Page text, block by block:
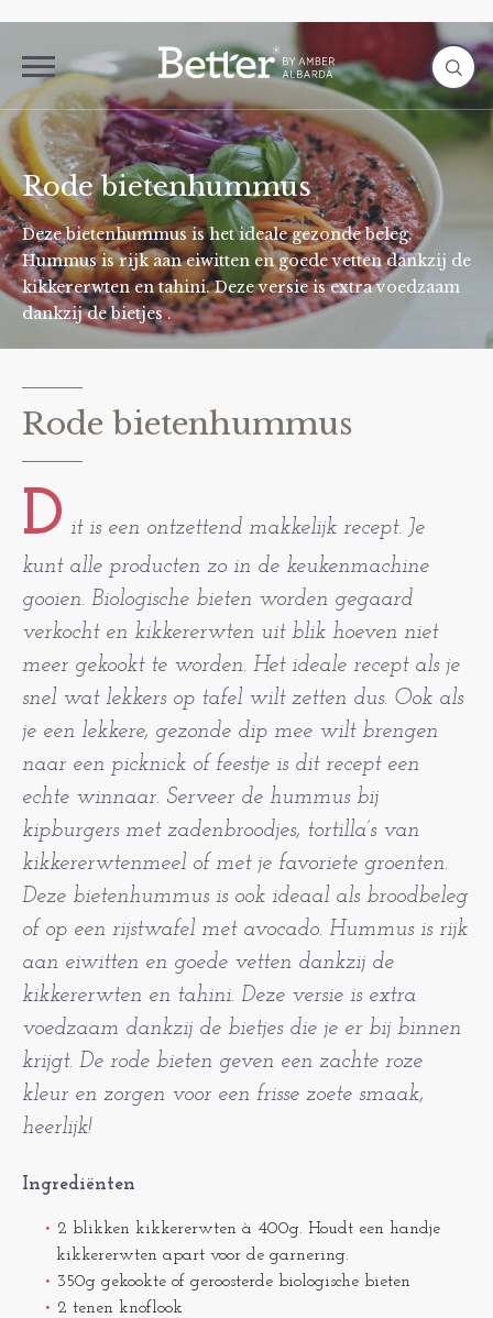
Rode bietenhummus
Deze bietenhummus is het ideale gezonde beleg.
Hummus is rijk aan eiwitten en goede vetten dankzij de
kikkererwten en tahini. Deze versie is extra voedzaam
dankzij de bietjes .
Rode bietenhummus
D it is een ontzettend makkelijk recept. Je
kunt alle producten zo in de keukenmachine
gooien. Biologische bieten worden gegaard
verkocht en kikkererwten uit blik hoeven niet
meer gekookt te worden. Het ideale recept als je
snel wat lekkers op tafel wilt zetten dus. Ook als
je een lekkere, gezonde dip mee wilt brengen
naar een picknick of feestje is dit recept een
echte winnaar. Serveer de hummus bij
kipburgers met zadenbroodjes, tortilla’s van
kikkererwtenmeel of met je favoriete groenten.
Deze bietenhummus is ook ideaal als broodbeleg
of op een rijstwafel met avocado. Hummus is rijk
aan eiwitten en goede vetten dankzij de
kikkererwten en tahini. Deze versie is extra
voedzaam dankzij de bietjes die je er bij binnen
krijgt. De rode bieten geven een zachte roze
kleur en zorgen voor een frisse zoete smaak,
heerlijk!
Ingrediënten
2 blikken kikkererwten à 400g. Houdt een handje
kikkererwten apart voor de garnering.
350g gekookte of geroosterde biologische bieten
2 tenen knoflook